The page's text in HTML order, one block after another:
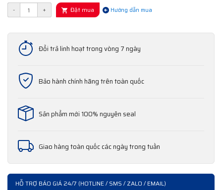
- + Đặt mua Hướng dẫn mua
Đổi trả linh hoạt trong vòng 7 ngày
Bảo hành chính hãng trên toàn quốc
Sản phẩm mới 100% nguyên seal
Giao hàng toàn quốc các ngày trong tuần
HỖ TRỢ BÁO GIÁ 24/7 (HOTLINE / SMS / ZALO / EMAIL)